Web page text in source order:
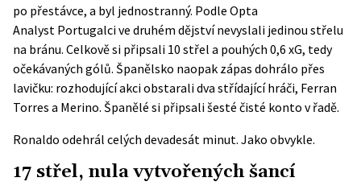
po přestávce, a byl jednostranný. Podle Opta
Analyst Portugalci ve druhém dějství nevyslali jedinou střelu
na bránu. Celkově si připsali 10 střel a pouhých 0,6 xG, tedy
očekávaných gólů. Španělsko naopak zápas dohrálo přes
lavičku: rozhodující akci obstarali dva střídající hráči, Ferran
Torres a Merino. Španělé si připsali šesté čisté konto v řadě.
Ronaldo odehrál celých devadesát minut. Jako obvykle.
17 střel, nula vytvořených šancí